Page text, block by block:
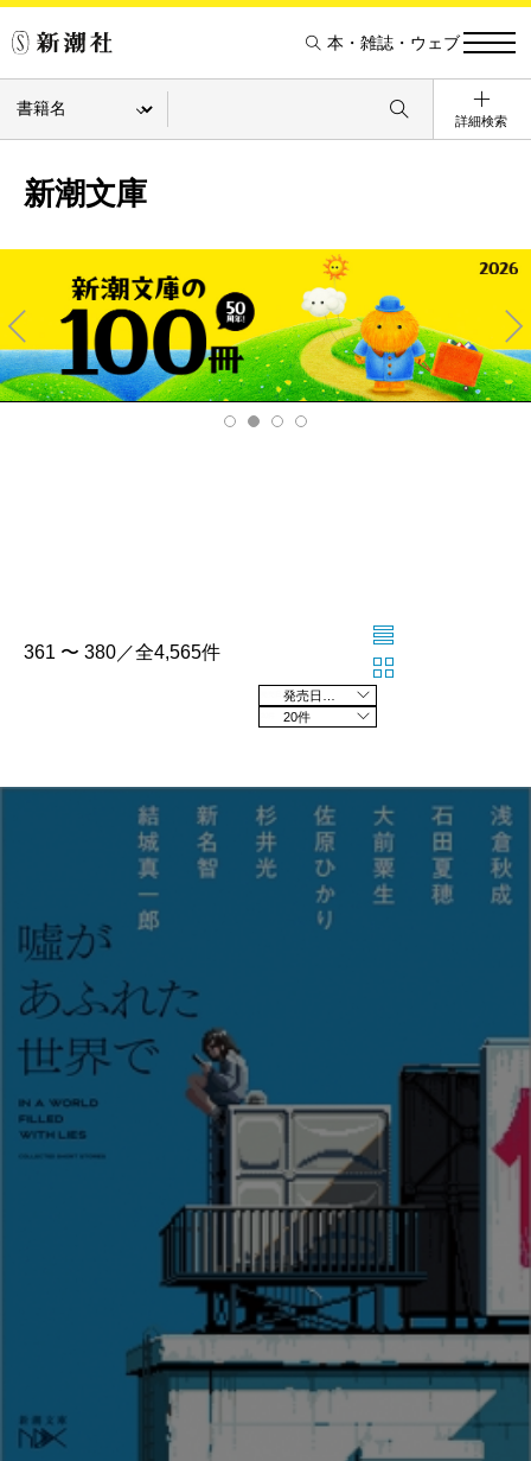
本・雑誌・ウェブ
詳細検索
新潮文庫
Pre
v
Ne
xt
361 〜 380／全4,565件
20件